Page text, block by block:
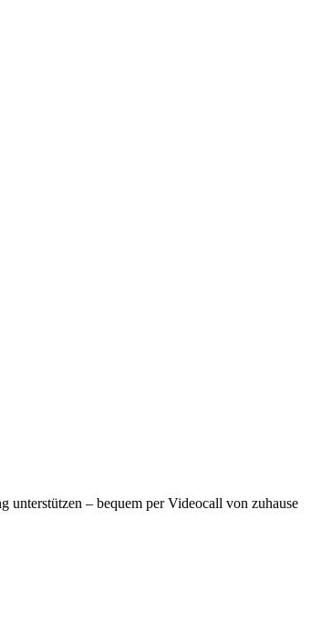
unterstützen – bequem per Videocall von zuhause